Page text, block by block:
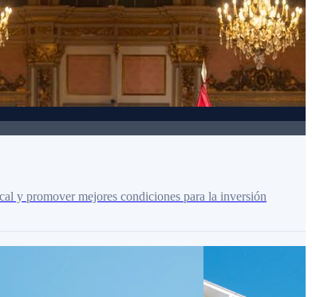
y promover mejores condiciones para la inversión